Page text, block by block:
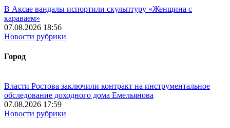
В Аксае вандалы испортили скульптуру «Женщина с
караваем»
07.08.2026 18:56
Новости рубрики
Город
Власти Ростова заключили контракт на инструментальное
обследование доходного дома Емельянова
07.08.2026 17:59
Новости рубрики